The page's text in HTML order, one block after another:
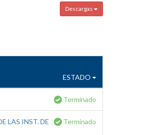
Descargas
ESTADO
Terminado
LAS INST. DE
Terminado